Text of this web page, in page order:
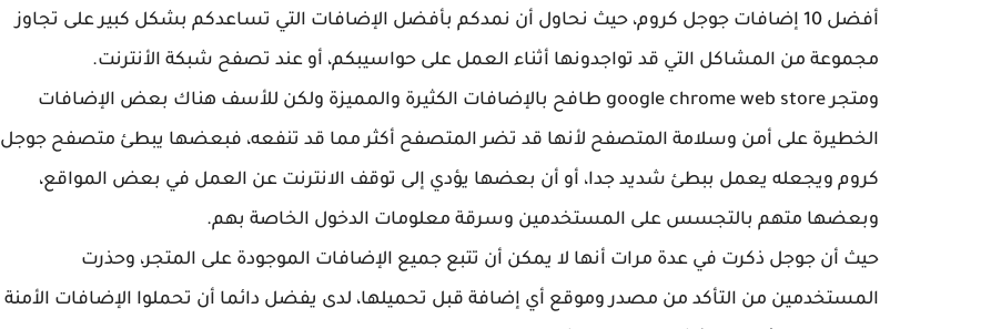
أفضل 10 إضافات جوجل كروم، حيث نحاول أن نمدكم بأفضل الإضافات التي تساعدكم بشكل كبير على تجاوز
مجموعة من المشاكل التي قد تواجدونها أثناء العمل على حواسيبكم، أو عند تصفح شبكة الأنترنت.
ومتجر google chrome web store طافح بالإضافات الكثيرة والمميزة ولكن للأسف هناك بعض الإضافات
الخطيرة على أمن وسلامة المتصفح لأنها قد تضر المتصفح أكثر مما قد تنفعه، فبعضها يبطئ متصفح جوجل
كروم ويجعله يعمل ببطئ شديد جدا، أو أن بعضها يؤدي إلى توقف الانترنت عن العمل في بعض المواقع،
وبعضها متهم بالتجسس على المستخدمين وسرقة معلومات الدخول الخاصة بهم.
حيث أن جوجل ذكرت في عدة مرات أنها لا يمكن أن تتبع جميع الإضافات الموجودة على المتجر، وحذرت
المستخدمين من التأكد من مصدر وموقع أي إضافة قبل تحميلها، لدى يفضل دائما أن تحملوا الإضافات الأمنة